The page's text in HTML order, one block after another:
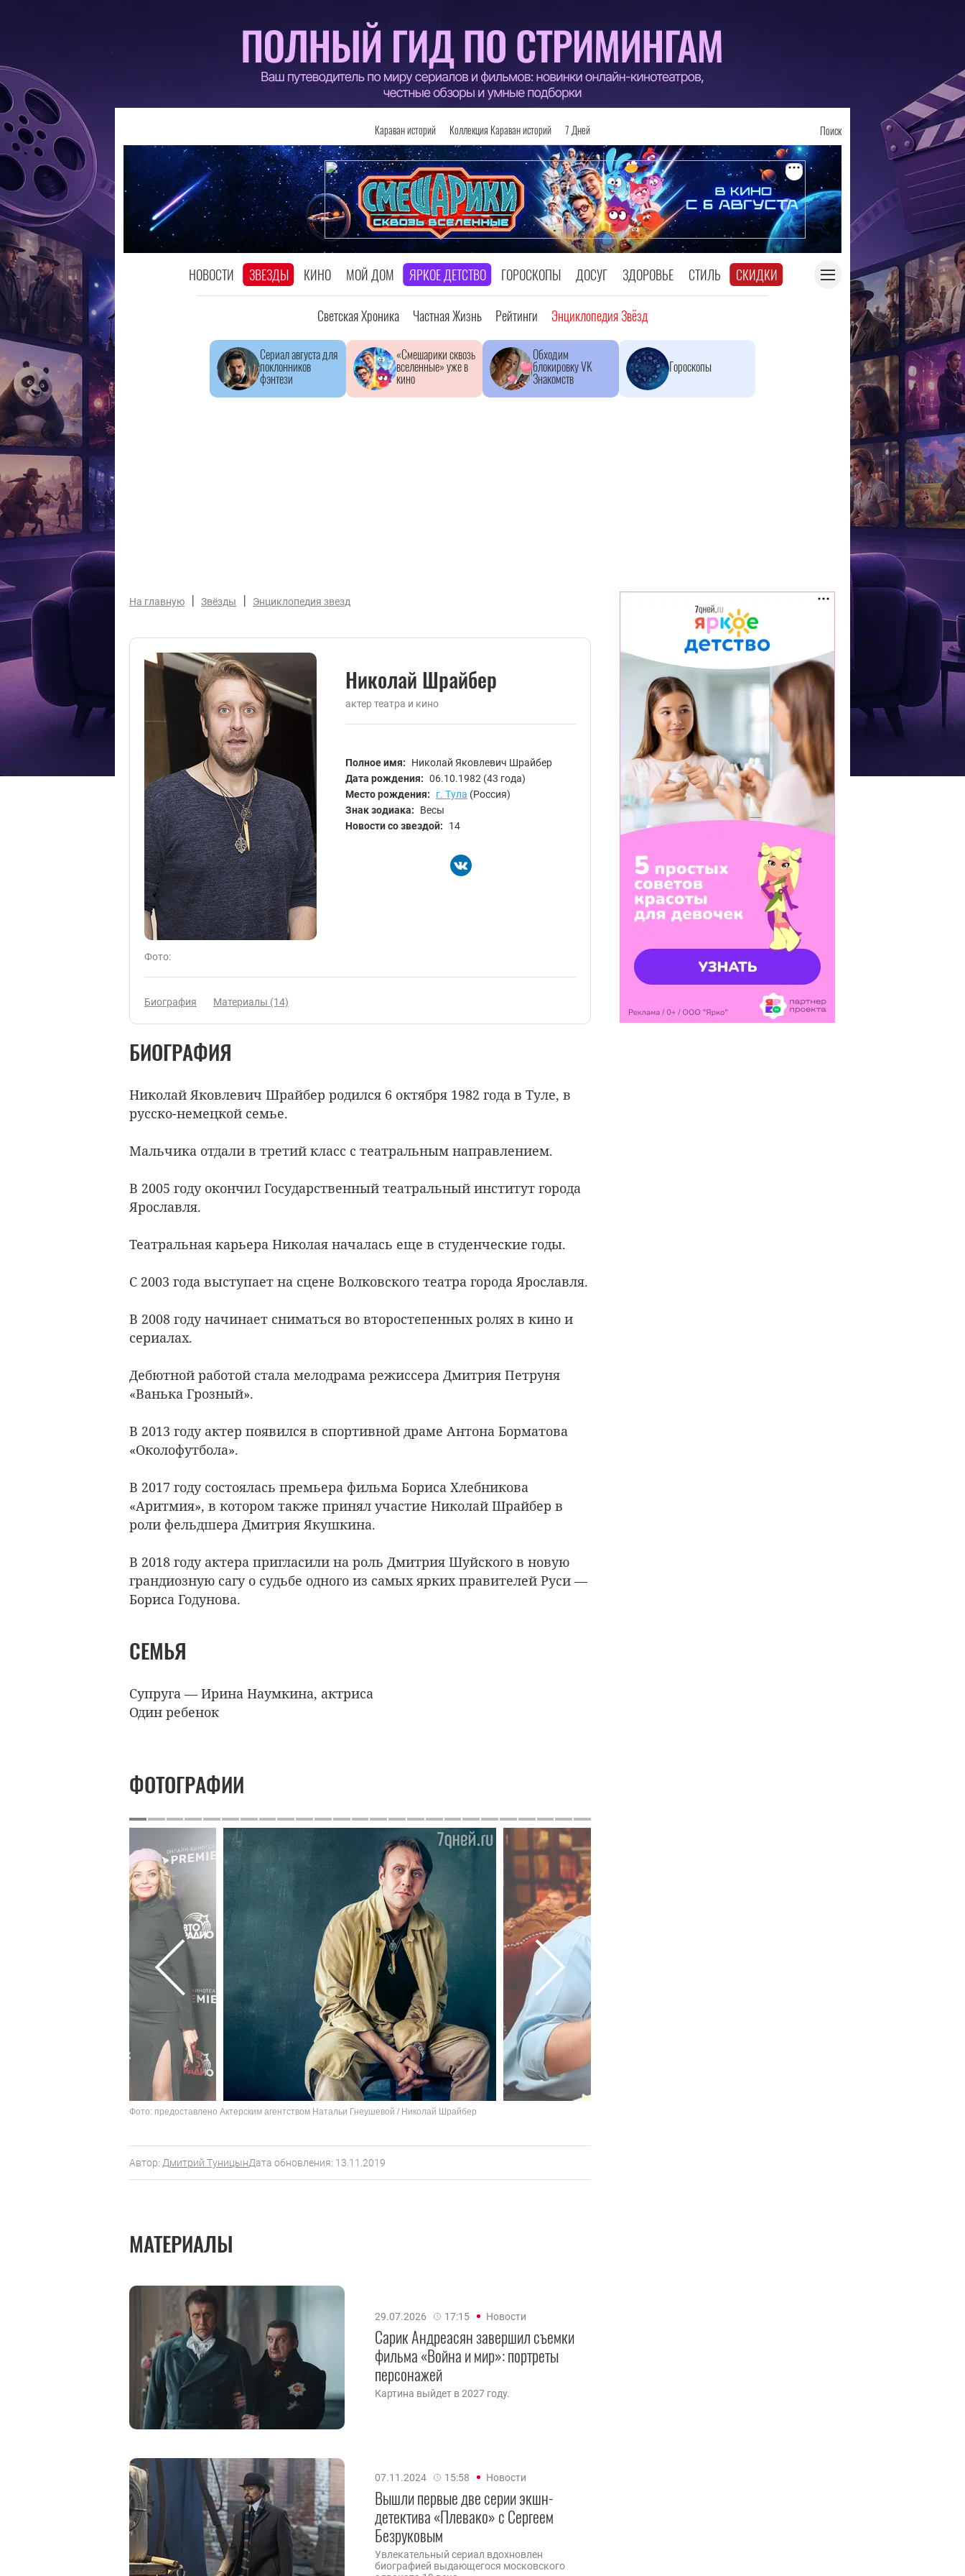
Караван историй Коллекция Караван историй 7 Дней Поиск
НОВОСТИ ЗВЕЗДЫ КИНО МОЙ ДОМ ЯРКОЕ ДЕТСТВО ГОРОСКОПЫ ДОСУГ ЗДОРОВЬЕ СТИЛЬ СКИДКИ
Светская Хроника Частная Жизнь Рейтинги Энциклопедия Звёзд
Сериал августа для
поклонников
фэнтези
«Смешарики сквозь
вселенные» уже в
кино
Обходим
блокировку VK
Знакомств
Гороскопы
На главную | Звёзды | Энциклопедия звезд
Фото:
Николай Шрайбер
актер театра и кино
Полное имя:
Николай Яковлевич Шрайбер
Дата рождения: 06.10.1982 (43 года)
Место рождения:
г. Тула (Россия)
Знак зодиака:
Весы
Новости со звездой:
14
Биография Материалы (14)
БИОГРАФИЯ
Николай Яковлевич Шрайбер родился 6 октября 1982 года в Туле, в
русско-немецкой семье.
Мальчика отдали в третий класс с театральным направлением.
В 2005 году окончил Государственный театральный институт города
Ярославля.
Театральная карьера Николая началась еще в студенческие годы.
С 2003 года выступает на сцене Волковского театра города Ярославля.
В 2008 году начинает сниматься во второстепенных ролях в кино и
сериалах.
Дебютной работой стала мелодрама режиссера Дмитрия Петруня
«Ванька Грозный».
В 2013 году актер появился в спортивной драме Антона Борматова
«Околофутбола».
В 2017 году состоялась премьера фильма Бориса Хлебникова
«Аритмия», в котором также принял участие Николай Шрайбер в
роли фельдшера Дмитрия Якушкина.
В 2018 году актера пригласили на роль Дмитрия Шуйского в новую
грандиозную сагу о судьбе одного из самых ярких правителей Руси —
Бориса Годунова.
СЕМЬЯ
Супруга — Ирина Наумкина, актриса
Один ребенок
ФОТОГРАФИИ
Фото: предоставлено Актерским агентством Натальи Гнеушевой / Николай Шрайбер
Автор: Дмитрий ТуницынДата обновления: 13.11.2019
МАТЕРИАЛЫ
29.07.2026 17:15 Новости
Сарик Андреасян завершил съемки
фильма «Война и мир»: портреты
персонажей
Картина выйдет в 2027 году.
07.11.2024 15:58 Новости
Вышли первые две серии экшн-
детектива «Плевако» с Сергеем
Безруковым
Увлекательный сериал вдохновлен
биографией выдающегося московского